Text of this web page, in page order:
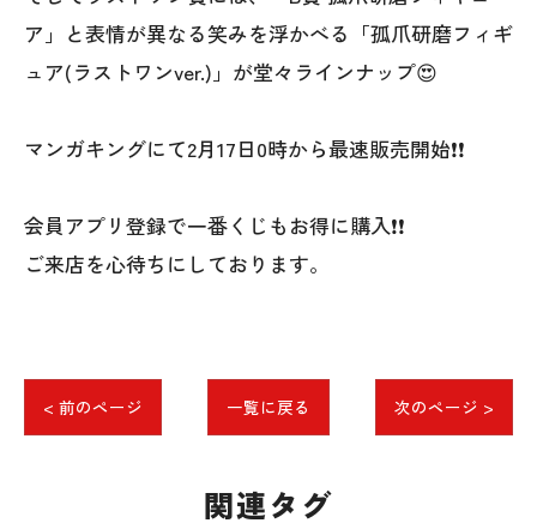
ア」と表情が異なる笑みを浮かべる「孤爪研磨フィギ
ュア(ラストワンver.)」が堂々ラインナップ😍
マンガキングにて2月17日0時から最速販売開始❗❗
会員アプリ登録で一番くじもお得に購入❗❗
ご来店を心待ちにしております。
< 前のページ 一覧に戻る 次のページ >
関連タグ